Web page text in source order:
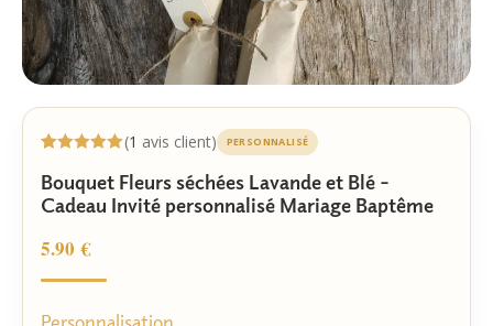
Bouquet Fleurs séchées Lavande et Blé –
Cadeau Invité personnalisé Mariage Baptême
5.90€
sur 5
basé sur
notation
(1 avis client) PERSONNALISÉ